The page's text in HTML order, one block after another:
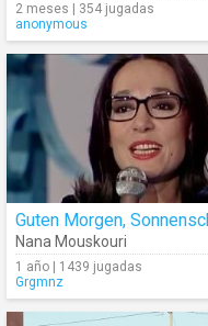
2 meses | 354 jugadas
anonymous
Guten Morgen,
Nana Mouskouri
1 año | 1439 jugadas
Grgmnz